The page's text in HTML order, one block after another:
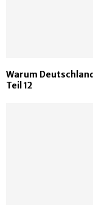
Warum
Teil 12